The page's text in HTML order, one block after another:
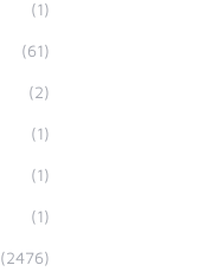
(1)
(61)
(2)
(1)
(1)
(1)
(2476)